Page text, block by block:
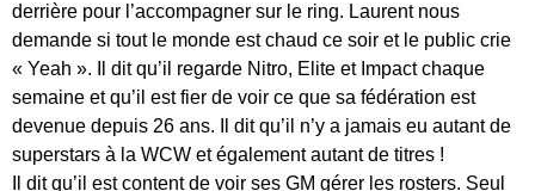
derrière pour l’accompagner sur le ring. Laurent nous
demande si tout le monde est chaud ce soir et le public crie
« Yeah ». Il dit qu’il regarde Nitro, Elite et Impact chaque
semaine et qu’il est fier de voir ce que sa fédération est
devenue depuis 26 ans. Il dit qu’il n’y a jamais eu autant de
superstars à la WCW et également autant de titres !
Il dit qu’il est content de voir ses GM gérer les rosters. Seul